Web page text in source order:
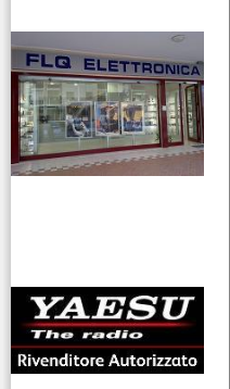
tensione
Ripetitori
GSM/2G 3G
4G/LTE
Ripetitori